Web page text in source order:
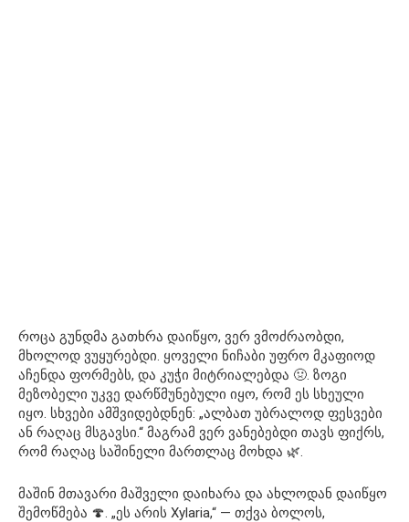
როცა გუნდმა გათხრა დაიწყო, ვერ ვმოძრაობდი,
მხოლოდ ვუყურებდი. ყოველი ნიჩაბი უფრო მკაფიოდ
აჩენდა ფორმებს, და კუჭი მიტრიალებდა 🤢. ზოგი
მეზობელი უკვე დარწმუნებული იყო, რომ ეს სხეული
იყო. სხვები ამშვიდებდნენ: „ალბათ უბრალოდ ფესვები
ან რაღაც მსგავსი.“ მაგრამ ვერ ვანებებდი თავს ფიქრს,
რომ რაღაც საშინელი მართლაც მოხდა 🌿.
მაშინ მთავარი მაშველი დაიხარა და ახლოდან დაიწყო
შემოწმება 🍄. „ეს არის Xylaria,“ — თქვა ბოლოს,